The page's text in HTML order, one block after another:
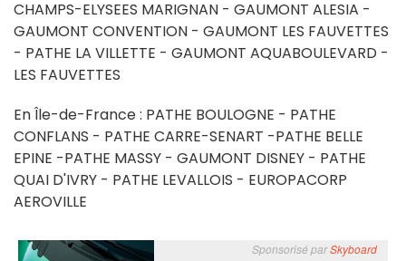
CHAMPS-ELYSEES MARIGNAN - GAUMONT ALESIA -
GAUMONT CONVENTION - GAUMONT LES FAUVETTES
- PATHE LA VILLETTE - GAUMONT AQUABOULEVARD -
LES FAUVETTES
En Île-de-France : PATHE BOULOGNE - PATHE
CONFLANS - PATHE CARRE-SENART -PATHE BELLE
EPINE -PATHE MASSY - GAUMONT DISNEY - PATHE
QUAI D'IVRY - PATHE LEVALLOIS - EUROPACORP
AEROVILLE